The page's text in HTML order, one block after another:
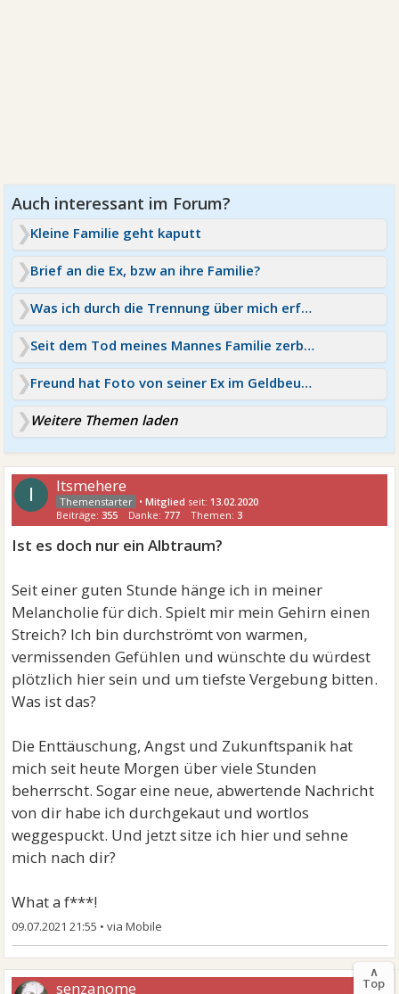
Kleine Familie geht kaputt
Brief an die Ex, bzw an ihre Familie?
Was ich durch die Trennung über mich erfahren habe
Seit dem Tod meines Mannes Familie zerbricht
Freund hat Foto von seiner Ex im Geldbeutel
Weitere Themen laden
I Itsmehere
•Mitglied seit: 13.02.2020
Beiträge:355 Danke: 777 Themen:3
Ist es doch nur ein Albtraum?
Seit einer guten Stunde hänge ich in meiner
Melancholie für dich. Spielt mir mein Gehirn einen
Streich? Ich bin durchströmt von warmen,
vermissenden Gefühlen und wünschte du würdest
plötzlich hier sein und um tiefste Vergebung bitten.
Was ist das?
Die Enttäuschung, Angst und Zukunftspanik hat
mich seit heute Morgen über viele Stunden
beherrscht. Sogar eine neue, abwertende Nachricht
von dir habe ich durchgekaut und wortlos
weggespuckt. Und jetzt sitze ich hier und sehne
mich nach dir?
What a f***!
09.07.2021 21:55 •
senzanome
∧
Top